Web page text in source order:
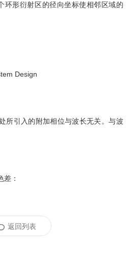
环形衍射区的径向坐标使相邻区域的
Design
所引入的附加相位与波长无关。与波
：
返回列表